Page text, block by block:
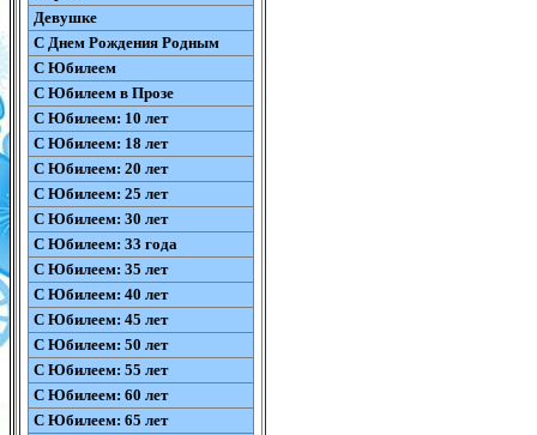
Девушке
С Днем Рождения Родным
С Юбилеем
С Юбилеем в Прозе
С Юбилеем: 10 лет
С Юбилеем: 18 лет
С Юбилеем: 20 лет
С Юбилеем: 25 лет
С Юбилеем: 30 лет
С Юбилеем: 33 года
С Юбилеем: 35 лет
С Юбилеем: 40 лет
С Юбилеем: 45 лет
С Юбилеем: 50 лет
С Юбилеем: 55 лет
С Юбилеем: 60 лет
С Юбилеем: 65 лет